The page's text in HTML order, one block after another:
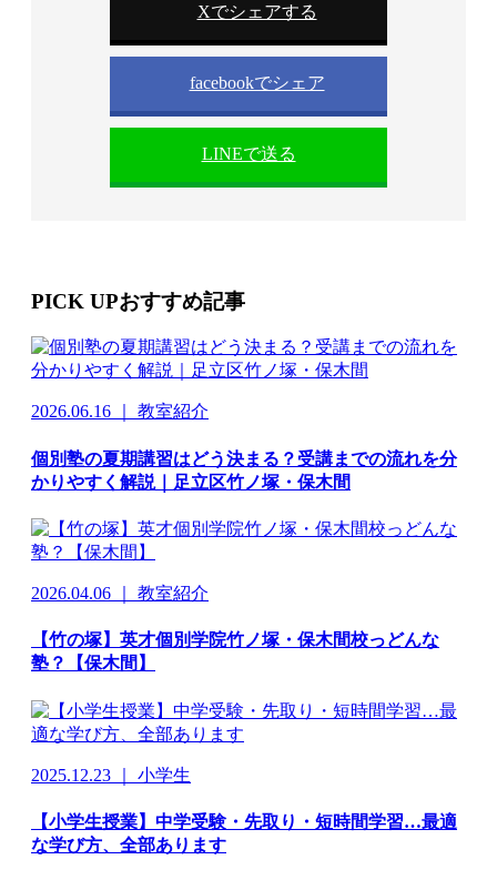
Xでシェアする
facebookでシェア
LINEで送る
PICK UPおすすめ記事
2026.06.16 ｜ 教室紹介
個別塾の夏期講習はどう決まる？受講までの流れを分
かりやすく解説｜足立区竹ノ塚・保木間
2026.04.06 ｜ 教室紹介
【竹の塚】英才個別学院竹ノ塚・保木間校っどんな
塾？【保木間】
2025.12.23 ｜ 小学生
【小学生授業】中学受験・先取り・短時間学習…最適
な学び方、全部あります